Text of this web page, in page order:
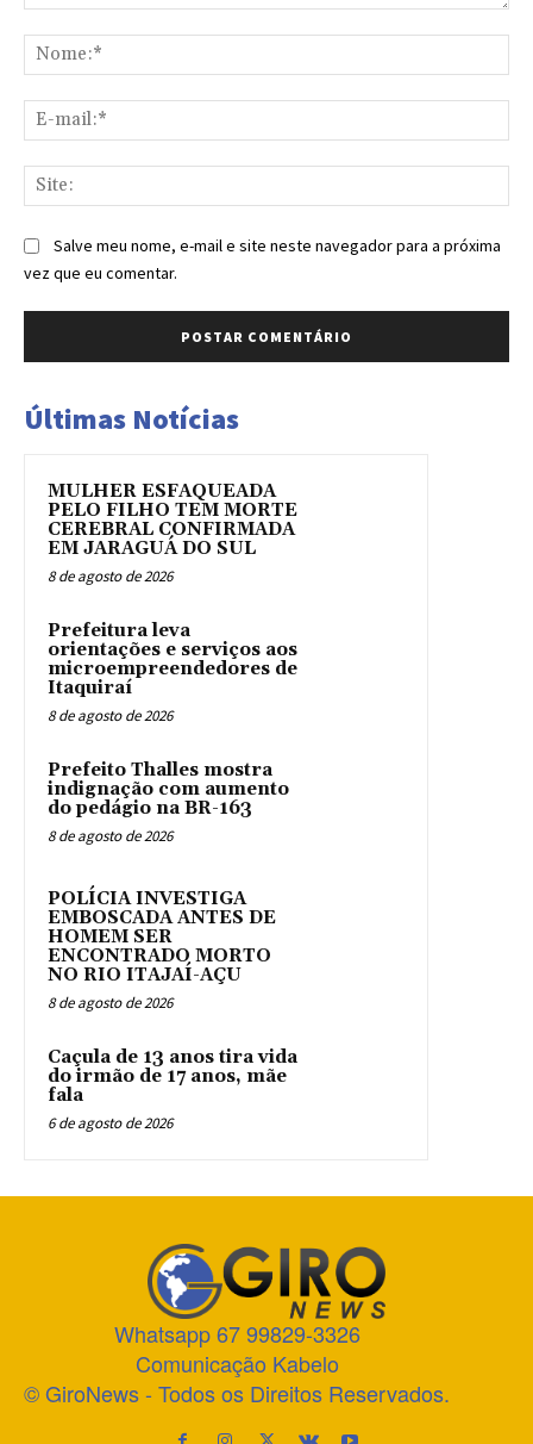
Salve meu nome, e-mail e site neste navegador para a próxima
vez que eu comentar.
Últimas Notícias
MULHER ESFAQUEADA
PELO FILHO TEM MORTE
CEREBRAL CONFIRMADA
EM JARAGUÁ DO SUL
8 de agosto de 2026
Prefeitura leva
orientações e serviços aos
microempreendedores de
Itaquiraí
8 de agosto de 2026
Prefeito Thalles mostra
indignação com aumento
do pedágio na BR-163
8 de agosto de 2026
POLÍCIA INVESTIGA
EMBOSCADA ANTES DE
HOMEM SER
ENCONTRADO MORTO
NO RIO ITAJAÍ-AÇU
8 de agosto de 2026
Caçula de 13 anos tira vida
do irmão de 17 anos, mãe
fala
6 de agosto de 2026
Whatsapp 67 99829-3326
Comunicação Kabelo
© GiroNews - Todos os Direitos Reservados.